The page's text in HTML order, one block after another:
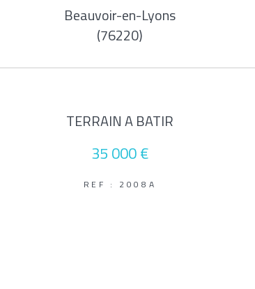
Beauvoir-en-Lyons
(76220)
TERRAIN A BATIR
35 000 €
REF : 2008A